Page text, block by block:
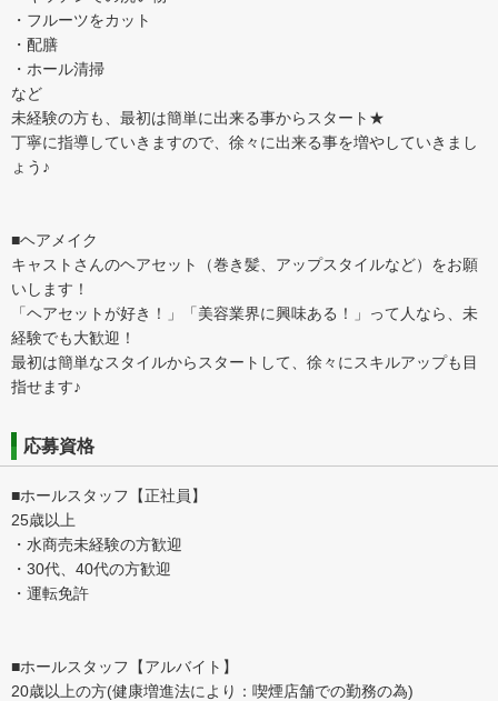
・フルーツをカット
・配膳
・ホール清掃
など
未経験の方も、最初は簡単に出来る事からスタート★
丁寧に指導していきますので、徐々に出来る事を増やしていきまし
ょう♪
■ヘアメイク
キャストさんのヘアセット（巻き髪、アップスタイルなど）をお願
いします！
「ヘアセットが好き！」「美容業界に興味ある！」って人なら、未
経験でも大歓迎！
最初は簡単なスタイルからスタートして、徐々にスキルアップも目
指せます♪
応募資格
■ホールスタッフ【正社員】
25歳以上
・水商売未経験の方歓迎
・30代、40代の方歓迎
・運転免許
■ホールスタッフ【アルバイト】
20歳以上の方(健康増進法により：喫煙店舗での勤務の為)